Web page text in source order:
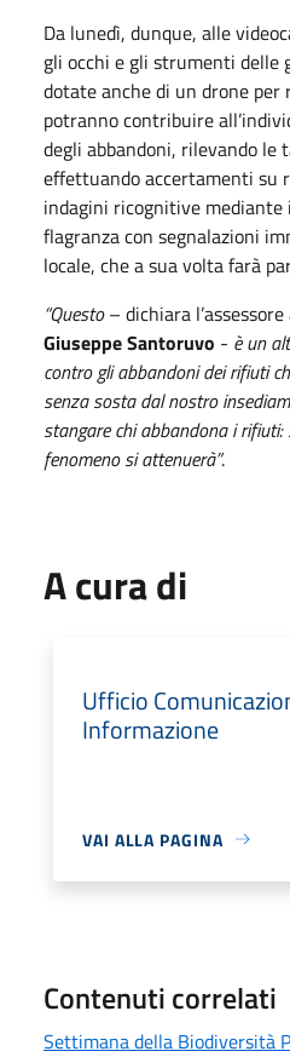
Da lunedì, dunque, alle
gli occhi e gli strumenti delle
dotate anche di un drone
potranno contribuire
degli abbandoni, rilevando le
effettuando accertamenti su
indagini ricognitive
flagranza con segnalazioni
locale, che a sua volta farà
“Questo– dichiara
Giuseppe Santoruvo - è un
contro gli abbandoni dei rifiuti
senza sosta dal nostro
stangare chi abbandona i
fenomeno si attenuerà”.
A cura di
Ufficio
Informazione
VAI ALLA PAGINA
Contenuti correlati
Settimana della Biodiversità